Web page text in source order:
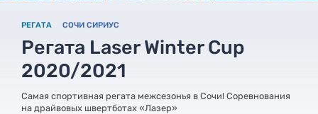
РЕГАТА СОЧИ СИРИУС
Регата Laser Winter Cup
2020/2021
Самая спортивная регата межсезонья в Сочи! Соревнования
на драйвовых швертботах «Лазер»